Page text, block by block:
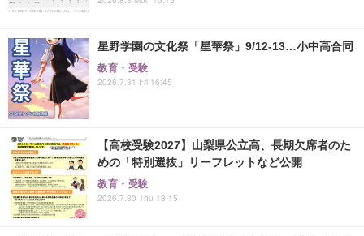
星野学園の文化祭「星華祭」9/12-13…小中高合同
教育・受験
2026.7.31 Fri 16:45
【高校受験2027】山梨県公立高、長期欠席者のた
めの「特別選抜」リーフレットなど公開
教育・受験
2026.7.30 Thu 18:15